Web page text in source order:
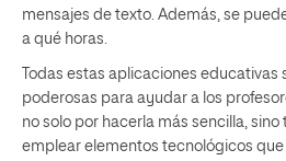
mensajes de texto. Además, se
a qué horas.
Todas estas aplicaciones educativas
poderosas para ayudar a los
no solo por hacerla más sencilla,
emplear elementos tecnológicos